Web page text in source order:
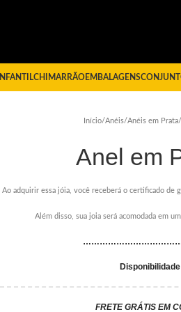
INFANTILCHIMARRÃOEMBALAGENS
Início/Anéis/Anéis em Prata/
Anel em
Ao adquirir essa jóia, você receberá o certificado de
Além disso, sua joia será acomodada em
FRETE GRÁTIS EM